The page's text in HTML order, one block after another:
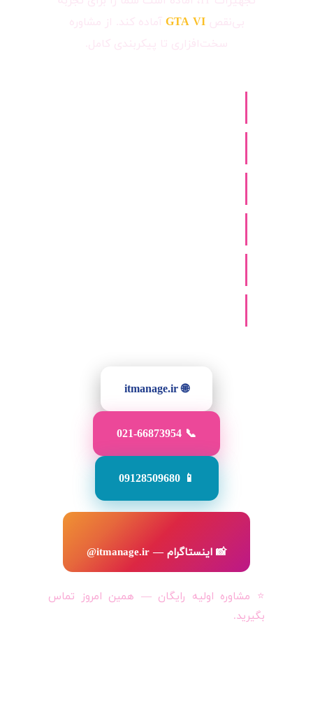
بی‌نقصGTA VIآماده کند. از مشاوره
سخت‌افزاری تا پیکربندی کامل.
🌐 itmanage.ir
📞 021-66873954
📱 09128509680
📸 اینستاگرام — itmanage.ir@
⭐ مشاوره اولیه رایگان — همین امروز تماس
بگیرید.